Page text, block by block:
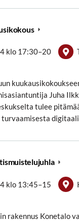
klo 17:30–20
Juha
tulee
turvaamisesta
klo 13:45–15
rakennus Konetalo